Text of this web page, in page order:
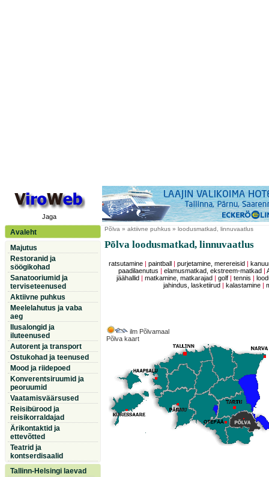
Jaga
Avaleht
Majutus
Restoranid ja
söögikohad
Sanatooriumid ja
terviseteenused
Aktiivne puhkus
Meelelahutus ja vaba
aeg
Ilusalongid ja
iluteenused
Autorent ja transport
Ostukohad ja teenused
Mood ja riidepoed
Konverentsiruumid ja
peoruumid
Vaatamisväärsused
Reisibürood ja
reisikorraldajad
Ärikontaktid ja
ettevõtted
Teatrid ja
kontserdisaalid
Tallinn-Helsingi laevad
Põlva » aktiivne puhkus » loodusmatkad, linnuvaatlus
Põlva loodusmatkad, linnuvaatlus
ratsutamine| paintball purjetamine, merereisid
paadilaenutus
|elamusmatkad, ekstreem-matkad |
jäähallid
matkamine, matkarajad golf| tennis
jahindus, lasketiirud
kalastamine |
ilm Põlvamaal
Põlva kaart